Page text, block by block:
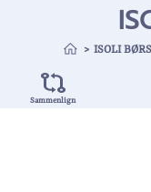
> ISOLI
Sammenlign